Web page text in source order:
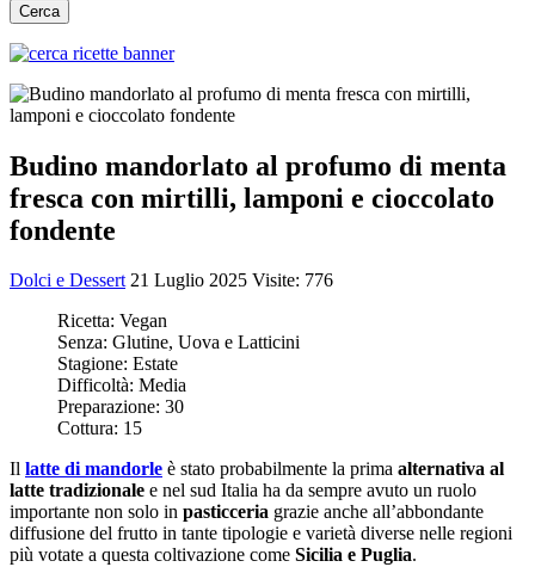
Cerca
Budino mandorlato al profumo di menta
fresca con mirtilli, lamponi e cioccolato
fondente
Dolci e Dessert 21 Luglio 2025 Visite: 776
Ricetta: Vegan
Senza: Glutine, Uova e Latticini
Stagione: Estate
Difficoltà: Media
Preparazione: 30
Cottura: 15
Il latte di mandorle è stato probabilmente la prima alternativa al
latte tradizionale e nel sud Italia ha da sempre avuto un ruolo
importante non solo in pasticceria grazie anche all’abbondante
diffusione del frutto in tante tipologie e varietà diverse nelle regioni
più votate a questa coltivazione come Sicilia e Puglia.